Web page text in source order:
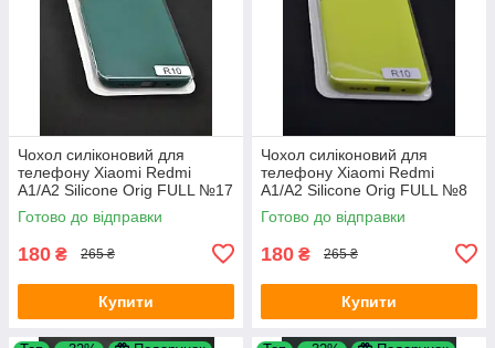
Чохол силіконовий для
телефону Xiaomi Redmi
A1/A2 Silicone Orig FULL №17
Dark green 4you
Готово до відправки
180 ₴ 265 ₴
Купити
Чохол силіконовий для
телефону Xiaomi Redmi
A1/A2 Silicone Orig FULL №8
Yellow 4you
Готово до відправки
180 ₴ 265 ₴
Купити